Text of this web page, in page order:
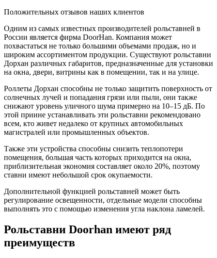
Положительных отзывов наших клиентов
Одним из самых известных производителей рольставней в
России является фирма DoorHan. Компания может
похвастаться не только большими объемами продаж, но и
широким ассортиментом продукции. Существуют рольставни
Дорхан различных габаритов, предназначенные для установки
на окна, двери, витрины как в помещении, так и на улице.
Роллеты Дорхан способны не только защитить поверхность от
солнечных лучей и попадания грязи или пыли, они также
снижают уровень уличного шума примерно на 10–15 дБ. По
этой приине устанавливать эти рольставни рекомендовано
всем, кто живет недалеко от крупных автомобильных
магистралей или промышленных объектов.
Также эти устройства способны снизить теплопотери
помещения, большая часть которых приходится на окна,
приблизительная экономия составляет около 20%, поэтому
ставни имеют небольшой срок окупаемости.
Дополнительной функцией рольставней может быть
регулирование освещенности, отдельные модели способны
выполнять это с помощью изменения угла наклона ламелей.
Рольставни Doorhan имеют ряд
преимуществ